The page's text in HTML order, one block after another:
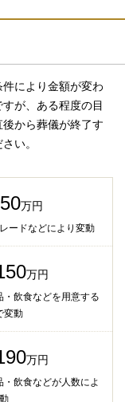
により金額が変わ
が、ある程度の目
から葬儀が終了す
い。
50万円
ードなどにより変動
万円
・飲食などを用意する
変動
万円
飲食などが人数によ